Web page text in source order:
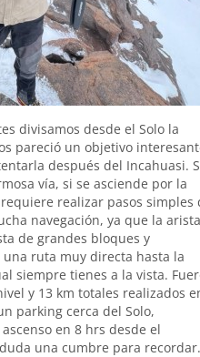
divisamos desde el Solo la
pareció un objetivo
después del Incahuasi.
vía, si se asciende por la
realizar pasos simples
navegación, ya que la arista
de grandes bloques y
ruta muy directa hasta la
siempre tienes a la vista.
y 13 km totales realizados
parking cerca del Solo,
en 8 hrs desde el
una cumbre para recordar.